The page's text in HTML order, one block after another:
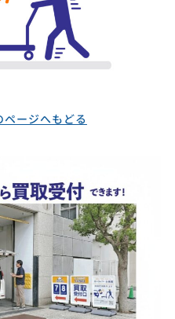
ージへもどる